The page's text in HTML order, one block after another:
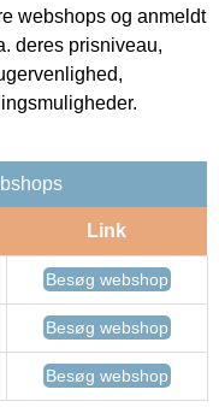
webshops og anmeldt
deres prisniveau,
Link
Besøg webshop
Besøg webshop
Besøg webshop